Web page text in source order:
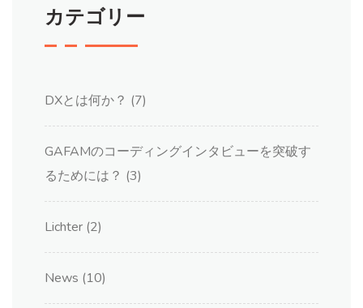
カテゴリー
DXとは何か？ (7)
GAFAMのコーディングインタビューを突破す
るためには？ (3)
Lichter (2)
News (10)